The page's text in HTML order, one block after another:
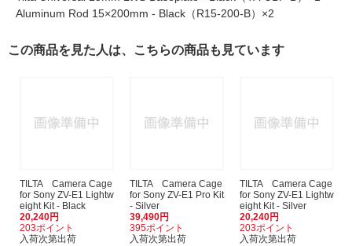
Aluminum Rod 15×200mm - Black（R15-200-B）×2
この商品を見た人は、こちらの商品も見ています
TILTA Camera Cage
for Sony ZV-E1 Lightw
eight Kit - Black
20,240円
203ポイント
入荷次第出荷
TILTA Camera Cage
for Sony ZV-E1 Pro Kit
- Silver
39,490円
395ポイント
入荷次第出荷
TILTA Camera Cage
for Sony ZV-E1 Lightw
eight Kit - Silver
20,240円
203ポイント
入荷次第出荷